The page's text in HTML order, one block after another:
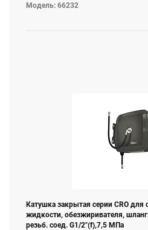
Модель: 66232
Катушка закрытая серии СRO для
жидкости, обезжиривателя,
резьб. соед. G1/2"(f),7,5 МПа